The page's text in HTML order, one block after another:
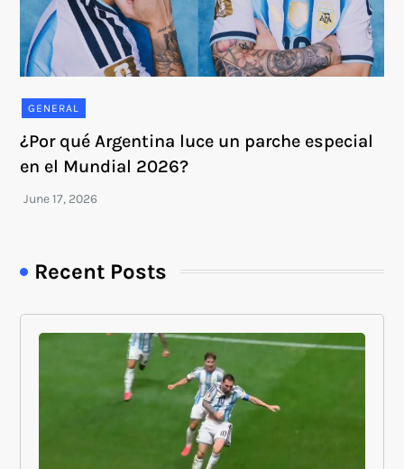
GENERAL
¿Por qué Argentina luce un parche especial
en el Mundial 2026?
Recent Posts